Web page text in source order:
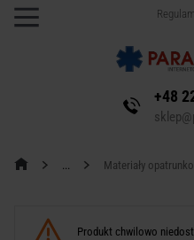
+48
Materiały opatrunkowe
Produkt chwilowo